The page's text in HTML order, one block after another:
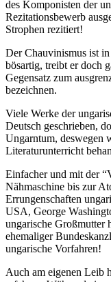
des Komponisten der
Rezitationsbewerb
Strophen rezitiert!
Der Chauvinismus ist
bösartig, treibt er doch
Gegensatz zum
bezeichnen.
Viele Werke der
Deutsch geschrieben,
Ungarntum, deswegen
Literaturunterricht
Einfacher und mit der
Nähmaschine bis zur
Errungenschaften
USA, George
ungarische Großmutter
ehemaliger
ungarische Vorfahren!
Auch am eigenen Leib